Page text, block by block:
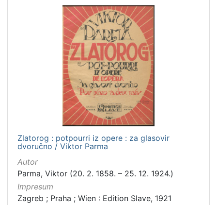
Zlatorog : potpourri iz opere : za glasovir
dvoručno / Viktor Parma
Autor
Parma, Viktor (20. 2. 1858. – 25. 12. 1924.)
Impresum
Zagreb ; Praha ; Wien : Edition Slave, 1921